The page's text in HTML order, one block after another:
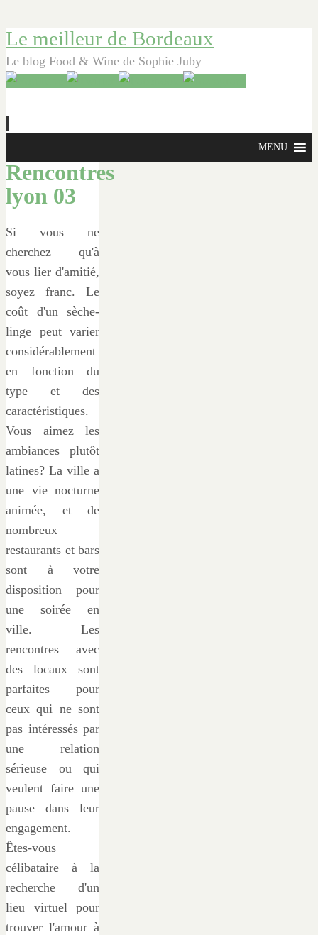
Le meilleur de Bordeaux
Le blog Food & Wine de Sophie Juby
au
contenu
principal
MENU
Rencontres
lyon 03
Si vous ne
cherchez qu'à
vous lier d'amitié,
soyez franc. Le
coût d'un sèche-
linge peut varier
considérablement
en fonction du
type et des
caractéristiques.
Vous aimez les
ambiances plutôt
latines? La ville a
une vie nocturne
animée, et de
nombreux
restaurants et bars
sont à votre
disposition pour
une soirée en
ville. Les
rencontres avec
des locaux sont
parfaites pour
ceux qui ne sont
pas intéressés par
une relation
sérieuse ou qui
veulent faire une
pause dans leur
engagement.
Êtes-vous
célibataire à la
recherche d'un
lieu virtuel pour
trouver l'amour à